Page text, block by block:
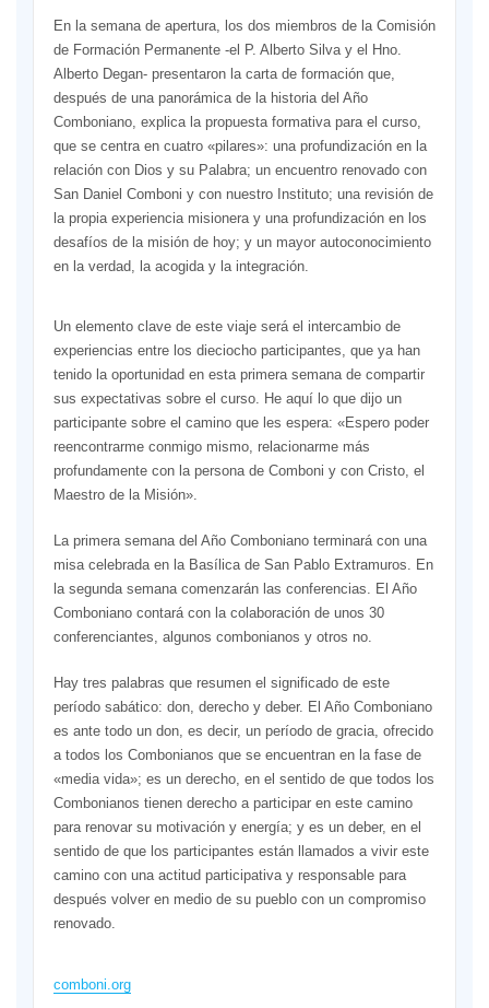
En la semana de apertura, los dos miembros de la Comisión
de Formación Permanente -el P. Alberto Silva y el Hno.
Alberto Degan- presentaron la carta de formación que,
después de una panorámica de la historia del Año
Comboniano, explica la propuesta formativa para el curso,
que se centra en cuatro «pilares»: una profundización en la
relación con Dios y su Palabra; un encuentro renovado con
San Daniel Comboni y con nuestro Instituto; una revisión de
la propia experiencia misionera y una profundización en los
desafíos de la misión de hoy; y un mayor autoconocimiento
en la verdad, la acogida y la integración.
Un elemento clave de este viaje será el intercambio de
experiencias entre los dieciocho participantes, que ya han
tenido la oportunidad en esta primera semana de compartir
sus expectativas sobre el curso. He aquí lo que dijo un
participante sobre el camino que les espera: «Espero poder
reencontrarme conmigo mismo, relacionarme más
profundamente con la persona de Comboni y con Cristo, el
Maestro de la Misión».
La primera semana del Año Comboniano terminará con una
misa celebrada en la Basílica de San Pablo Extramuros. En
la segunda semana comenzarán las conferencias. El Año
Comboniano contará con la colaboración de unos 30
conferenciantes, algunos combonianos y otros no.
Hay tres palabras que resumen el significado de este
período sabático: don, derecho y deber. El Año Comboniano
es ante todo un don, es decir, un período de gracia, ofrecido
a todos los Combonianos que se encuentran en la fase de
«media vida»; es un derecho, en el sentido de que todos los
Combonianos tienen derecho a participar en este camino
para renovar su motivación y energía; y es un deber, en el
sentido de que los participantes están llamados a vivir este
camino con una actitud participativa y responsable para
después volver en medio de su pueblo con un compromiso
renovado.
comboni.org